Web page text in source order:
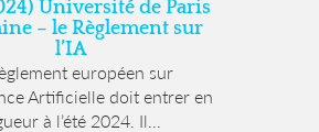
Université de Paris
– le Règlement sur
l’IA
européen sur
Artificielle doit entrer en
à l’été 2024. Il...